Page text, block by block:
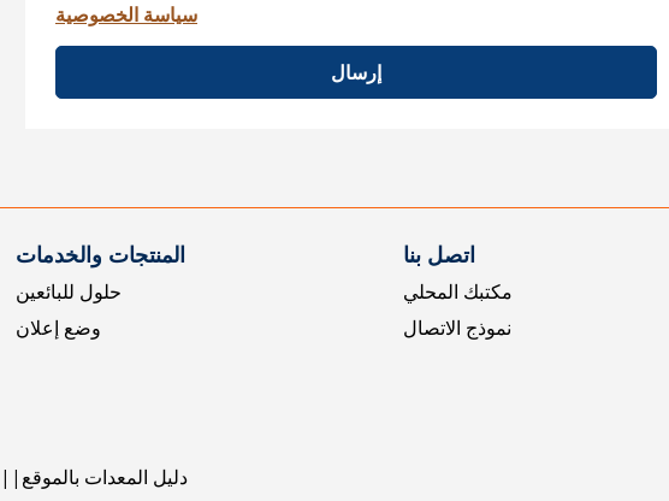
سياسة الخصوصية
إرسال
المنتجات والخدمات
حلول للبائعين
وضع إعلان
اتصل بنا
مكتبك المحلي
نموذج الاتصال
دليل المعدات بالموقع